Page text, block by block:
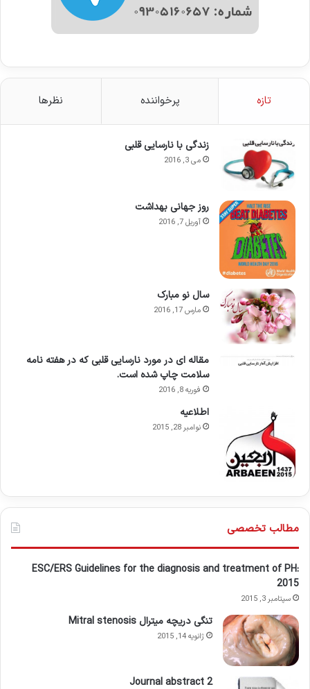
تازه پرخواننده نظرها
زندگی با نارسایی قلبی
می 3, 2016
روز جهانی بهداشت
آوریل 7, 2016
سال نو مبارک
مارس 17, 2016
مقاله ای در مورد نارسایی قلبی که در هفته نامه
سلامت چاپ شده است.
فوریه 8, 2016
اطلاعيه
نوامبر 28, 2015
مطالب تخصصی
ESC/ERS Guidelines for the diagnosis and treatment of PH:
2015
سپتامبر 3, 2015
تنگی دریچه میترال Mitral stenosis
ژانویه 14, 2015
Journal abstract 2